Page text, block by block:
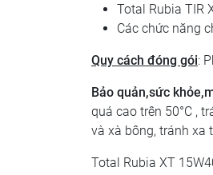
Total Rubia TIR
Các chức năng
Quy cách đóng gói:
Bảo quản,sức
quá cao trên 50°C ,
và xà bông, tránh xa
Total Rubia XT